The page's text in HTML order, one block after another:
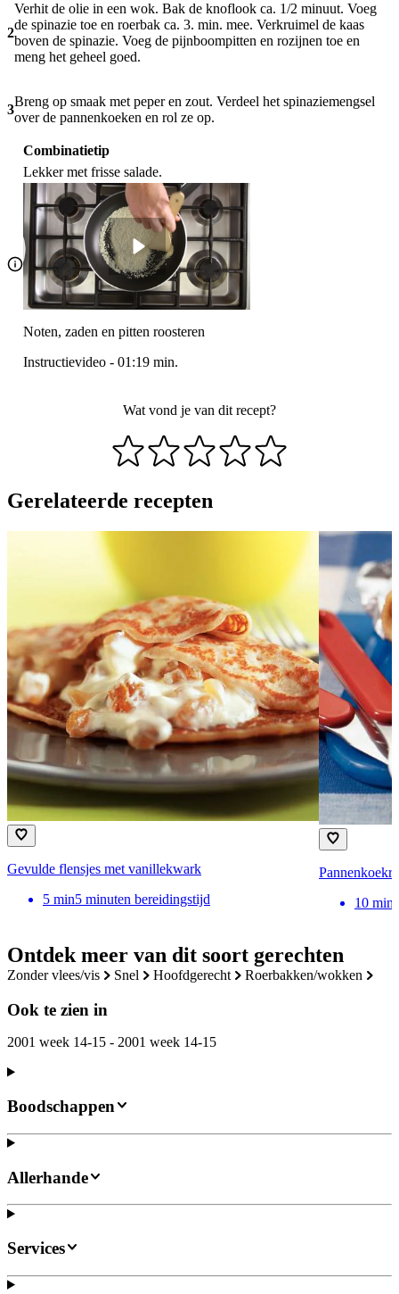
Ontdek meer van dit soort gerechten
zonder vlees/vis snel hoofdgerecht roerbakken/wokken
Ook te zien in
2001 week 14-15 - 2001 week 14-15
2
Verhit de olie in een wok. Bak de knoflook ca. 1/2 minuut. Voeg
de spinazie toe en roerbak ca. 3. min. mee. Verkruimel de kaas
boven de spinazie. Voeg de pijnboompitten en rozijnen toe en
meng het geheel goed.
3
Breng op smaak met peper en zout. Verdeel het spinaziemengsel
over de pannenkoeken en rol ze op.
Combinatietip
Lekker met frisse salade.
Noten, zaden en pitten roosteren
Instructievideo - 01:19 min.
Wat vond je van dit recept?
Gerelateerde recepten
Gevulde flensjes met vanillekwark
5 min5 minuten bereidingstijd
10 min
Boodschappen
Allerhande
Services